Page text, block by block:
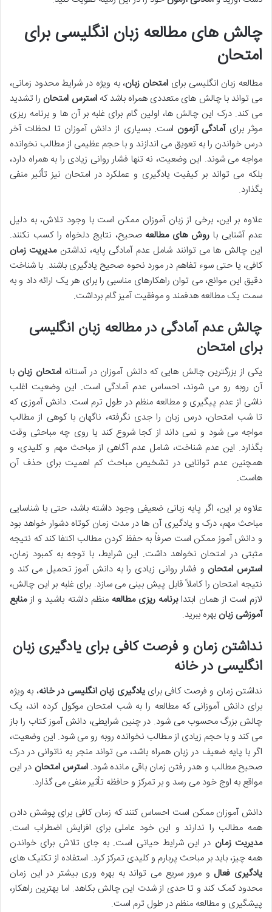
چالش های مطالعه زبان انگلیسی برای
امتحان
مطالعه زبان انگلیسی برای امتحان زبان، به ویژه در شرایط محدود زمانی،
می تواند با چالش های متعددی همراه باشد کهاسترس امتحان را تشدید
می کند. درک این چالش ها، اولین گام برای غلبه بر آن ها و برنامه ریزی
موثر برایآمادگی آزمون است. بسیاری از دانش آموزان تا لحظات آخر
درس خواندن را به تعویق می اندازند و با حجم عظیمی از مطالب نخوانده
مواجه می شوند. این وضعیت، نه تنها فشار روانی زیادی را به همراه دارد،
بلکه می تواند بر کیفیت یادگیری و عملکرد در امتحان نیز تأثیر منفی
بگذارد.
علاوه بر این، برخی از زبان آموزان ممکن است با وجود تلاش، به دلیل
عدم آشنایی با روش های مطالعه صحیح، نتایج دلخواه را کسب نکنند.
این چالش ها می توانند شامل عدم آمادگی پایه، نداشتنمدیریت زمان
کافی، یا حتی سوء تفاهم در مورد نحوه صحیح یادگیری باشند. با شناخت
دقیق این موانع، می توان راهکارهای مناسبی را برای هر یک ارائه داد و به
سمت یک مطالعه هدفمند و موفقیت آمیز گام برداشت.
چالش عدم آمادگی در مطالعه زبان انگلیسی
برای امتحان
یکی از بزرگترین چالش هایی که دانش آموزان در آستانهامتحان زبان با
آن روبه رو می شوند، احساس عدم آمادگی است. این وضعیت اغلب
ناشی از عدم پیگیری و مطالعه منظم در طول ترم است. دانش آموزی که
تا شب امتحان، درس زبان را جدی نگرفته، ناگهان با کوهی از مطالب
مواجه می شود و نمی داند از کجا شروع کند یا روی چه مباحثی وقت
بگذارد. این عدم شناخت، شامل عدم آگاهی از مباحث مهم و کلیدی، و
همچنین عدم توانایی در تشخیص مباحث کم اهمیت برای حذف آن
هاست.
علاوه بر این، اگر پایه زبانی ضعیفی وجود داشته باشد، حتی با شناسایی
مباحث مهم، درک و یادگیری آن ها در مدت زمان کوتاه دشوار خواهد بود
و دانش آموز ممکن است صرفاً به حفظ کردن مطالب اکتفا کند که نتیجه
مثبتی در امتحان نخواهد داشت. این شرایط، با توجه به کمبود زمان،
استرس امتحان و فشار روانی زیادی را به دانش آموز تحمیل می کند و
نتیجه امتحان را کاملاً قابل پیش بینی می سازد. برای غلبه بر این چالش،
لازم است از همان ابتدابرنامه ریزی مطالعه منظم داشته باشید و ازمنابع
آموزشی زبان بهره ببرید.
نداشتن زمان و فرصت کافی برای یادگیری زبان
انگلیسی در خانه
نداشتن زمان و فرصت کافی براییادگیری زبان انگلیسی در خانه، به ویژه
برای دانش آموزانی که مطالعه را به شب امتحان موکول کرده اند، یک
چالش بزرگ محسوب می شود. در چنین شرایطی، دانش آموز کتاب را باز
می کند و با حجم زیادی از مطالب نخوانده روبه رو می شود. این وضعیت،
اگر با پایه ضعیف در زبان همراه باشد، می تواند منجر به ناتوانی در درک
صحیح مطالب و هدر رفتن زمان باقی مانده شود.استرس امتحان در این
مواقع به اوج خود می رسد و بر تمرکز و حافظه تأثیر منفی می گذارد.
دانش آموزان ممکن است احساس کنند که زمان کافی برای پوشش دادن
همه مطالب را ندارند و این خود عاملی برای افزایش اضطراب است.
مدیریت زمان در این شرایط حیاتی است. به جای تلاش برای خواندن
همه چیز، باید بر مباحث پربارم و کلیدی تمرکز کرد. استفاده از تکنیک های
یادگیری فعال و مرور سریع می تواند به بهره وری بیشتر در این زمان
محدود کمک کند و تا حدی از شدت این چالش بکاهد. اما بهترین راهکار،
پیشگیری و مطالعه منظم در طول ترم است.